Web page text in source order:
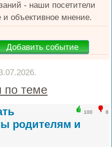
- наши посетители
и объективное мнение.
по теме
100 8
родителям и